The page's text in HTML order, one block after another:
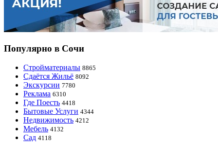
Популярно в Сочи
Стройматериалы 8865
Сдаётся Жильё 8092
Экскурсии 7780
Реклама 6310
Где Поесть 4418
Бытовые Услуги 4344
Недвижимость 4212
Мебель 4132
Сад 4118